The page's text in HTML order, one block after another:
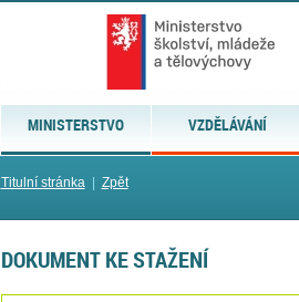
MINISTERSTVO VZDĚLÁVÁNÍ
Titulní stránka| Zpět
DOKUMENT KE STAŽENÍ